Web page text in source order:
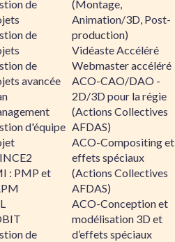
de
de
de
avancée
d'équipe
: PMP et
de
(Montage,
Animation/3D, Post-
production)
Vidéaste Accéléré
Webmaster accéléré
ACO-CAO/DAO -
2D/3D pour la régie
(Actions Collectives
AFDAS)
ACO-Compositing et
effets spéciaux
(Actions Collectives
AFDAS)
ACO-Conception et
modélisation 3D et
d’effets spéciaux